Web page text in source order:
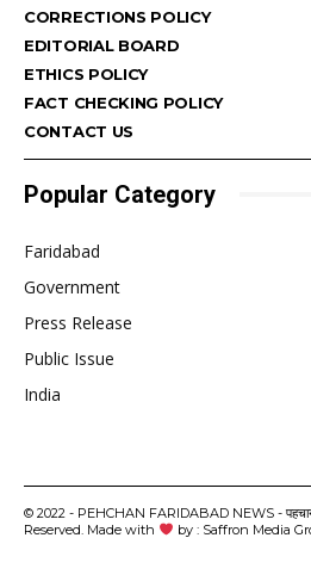
CORRECTIONS POLICY
EDITORIAL BOARD
ETHICS POLICY
FACT CHECKING POLICY
CONTACT US
Popular Category
Faridabad
Government
Press Release
Public Issue
India
© 2022 - PEHCHAN FARIDABAD NEWS -
Reserved. Made with
by : Saffron Media